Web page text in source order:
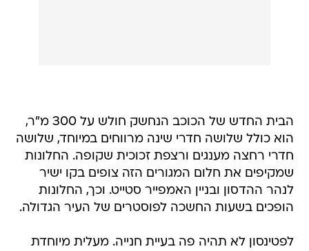
הבית החדש של הכוכב הנחשק חולש על 300 מ"ר,
הוא כולל שלושה חדרי שינה מרווחים במיוחד, שלושה
חדרי רחצה מענגים ורצפת זכוכית שקופה. החלונות
שמקיפים את חלום המגורים הזה צופים בקו ישיר
לנהר ההדסון ובניין האמפייר סטייט. וכך, החלונות
הופכים בשעות החשכה לפוסטרים של העיר הגדולה.
לפטינסון לא תהיה פה בעיית חנייה. מעלית מיוחדת